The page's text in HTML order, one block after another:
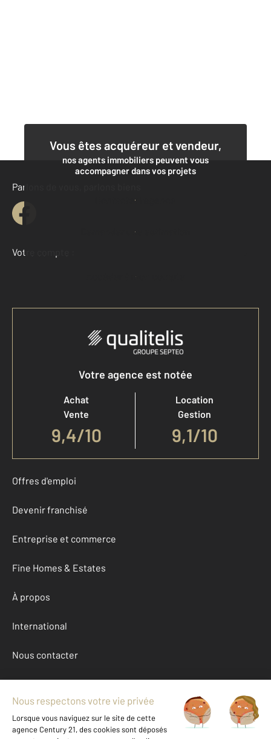
Vous êtes acquéreur et vendeur,
nos agents immobiliers peuvent vous
accompagner dans vos projets
Contacter l'agence
Demander une estimation
Parlons de vous, parlons biens
Votre compte :
Accéder à mon compte
Votre agence est notée
Achat
Vente
9,4/10
Location
Gestion
9,1/10
Offres d'emploi
Devenir franchisé
Entreprise et commerce
Fine Homes & Estates
À propos
International
Nous contacter
Mentions légales & CGU et Barèmes d'honoraires
Données personnelles